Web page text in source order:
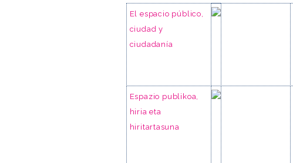
El espacio público,
ciudad y
ciudadanía
Espazio publikoa,
hiria eta
hiritartasuna